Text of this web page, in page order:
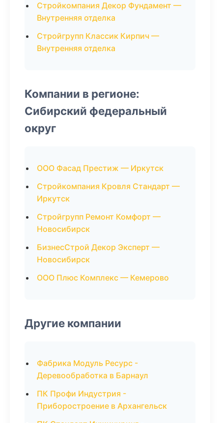
Стройкомпания Декор Фундамент —
Внутренняя отделка
Стройгрупп Классик Кирпич —
Внутренняя отделка
Компании в регионе:
Сибирский федеральный
округ
ООО Фасад Престиж — Иркутск
Стройкомпания Кровля Стандарт —
Иркутск
Стройгрупп Ремонт Комфорт —
Новосибирск
БизнесСтрой Декор Эксперт —
Новосибирск
ООО Плюс Комплекс — Кемерово
Другие компании
Фабрика Модуль Ресурс -
Деревообработка в Барнаул
ПК Профи Индустрия -
Приборостроение в Архангельск